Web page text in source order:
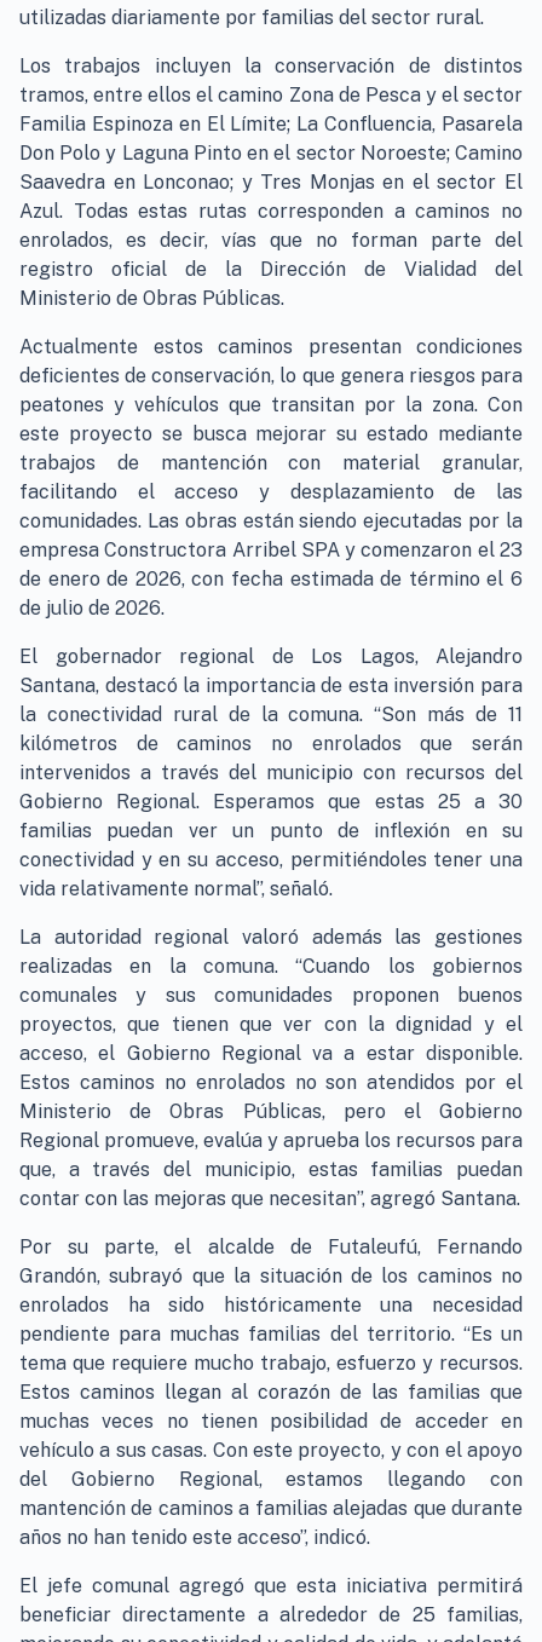
utilizadas diariamente por familias del sector rural.
Los trabajos incluyen la conservación de distintos
tramos, entre ellos el camino Zona de Pesca y el sector
Familia Espinoza en El Límite; La Confluencia, Pasarela
Don Polo y Laguna Pinto en el sector Noroeste; Camino
Saavedra en Lonconao; y Tres Monjas en el sector El
Azul. Todas estas rutas corresponden a caminos no
enrolados, es decir, vías que no forman parte del
registro oficial de la Dirección de Vialidad del
Ministerio de Obras Públicas.
Actualmente estos caminos presentan condiciones
deficientes de conservación, lo que genera riesgos para
peatones y vehículos que transitan por la zona. Con
este proyecto se busca mejorar su estado mediante
trabajos de mantención con material granular,
facilitando el acceso y desplazamiento de las
comunidades. Las obras están siendo ejecutadas por la
empresa Constructora Arribel SPA y comenzaron el 23
de enero de 2026, con fecha estimada de término el 6
de julio de 2026.
El gobernador regional de Los Lagos, Alejandro
Santana, destacó la importancia de esta inversión para
la conectividad rural de la comuna. “Son más de 11
kilómetros de caminos no enrolados que serán
intervenidos a través del municipio con recursos del
Gobierno Regional. Esperamos que estas 25 a 30
familias puedan ver un punto de inflexión en su
conectividad y en su acceso, permitiéndoles tener una
vida relativamente normal”, señaló.
La autoridad regional valoró además las gestiones
realizadas en la comuna. “Cuando los gobiernos
comunales y sus comunidades proponen buenos
proyectos, que tienen que ver con la dignidad y el
acceso, el Gobierno Regional va a estar disponible.
Estos caminos no enrolados no son atendidos por el
Ministerio de Obras Públicas, pero el Gobierno
Regional promueve, evalúa y aprueba los recursos para
que, a través del municipio, estas familias puedan
contar con las mejoras que necesitan”, agregó Santana.
Por su parte, el alcalde de Futaleufú, Fernando
Grandón, subrayó que la situación de los caminos no
enrolados ha sido históricamente una necesidad
pendiente para muchas familias del territorio. “Es un
tema que requiere mucho trabajo, esfuerzo y recursos.
Estos caminos llegan al corazón de las familias que
muchas veces no tienen posibilidad de acceder en
vehículo a sus casas. Con este proyecto, y con el apoyo
del Gobierno Regional, estamos llegando con
mantención de caminos a familias alejadas que durante
años no han tenido este acceso”, indicó.
El jefe comunal agregó que esta iniciativa permitirá
beneficiar directamente a alrededor de 25 familias,